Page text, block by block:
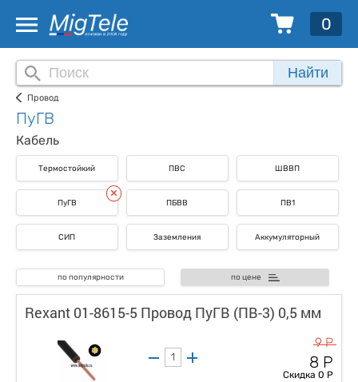
0
Найти
Провод
ПуГВ
Кабель
Термостойкий ПВС ШВВП
ПуГВ ПБВВ ПВ1
СИП Заземления Аккумуляторный
по популярности по цене
Rexant 01-8615-5 Провод ПуГВ (ПВ-3) 0,5 мм
9 Р
8 Р
Скидка 0 Р